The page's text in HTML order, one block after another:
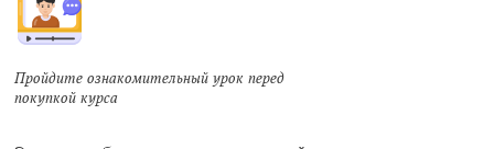
Пройдите ознакомительный урок перед
покупкой курса